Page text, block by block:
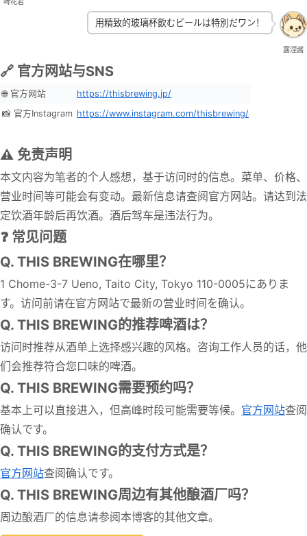
露涅酱
用精致的玻璃杯飲むビールは特別だワン！
🔗 官方网站与SNS
🌐 官方网站
https://thisbrewing.jp/
📸 官方Instagram https://www.instagram.com/thisbrewing/
⚠️ 免责声明
本文内容为笔者的个人感想，基于访问时的信息。菜单、价格、
营业时间等可能会有变动。最新信息请查阅官方网站。请达到法
定饮酒年龄后再饮酒。酒后驾车是违法行为。
❓ 常见问题
Q. THIS BREWING在哪里？
1 Chome-3-7 Ueno, Taito City, Tokyo 110-0005にありま
す。访问前请在官方网站で最新の营业时间を确认。
Q. THIS BREWING的推荐啤酒は？
访问时推荐从酒单上选择感兴趣的风格。咨询工作人员的话，他
们会推荐符合您口味的啤酒。
Q. THIS BREWING需要预约吗？
基本上可以直接进入，但高峰时段可能需要等候。 官方网站查阅
确认です。
Q. THIS BREWING的支付方式是？
官方网站查阅确认です。
Q. THIS BREWING周边有其他酿酒厂吗？
周边酿酒厂的信息请参阅本博客的其他文章。